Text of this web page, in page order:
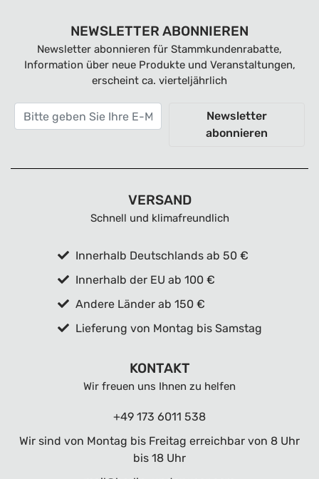
NEWSLETTER ABONNIEREN
Newsletter abonnieren für Stammkundenrabatte,
Information über neue Produkte und Veranstaltungen,
erscheint ca. vierteljährlich
Newsletter
abonnieren
VERSAND
Schnell und klimafreundlich
Innerhalb Deutschlands ab 50 €
Innerhalb der EU ab 100 €
Andere Länder ab 150 €
Lieferung von Montag bis Samstag
KONTAKT
Wir freuen uns Ihnen zu helfen
+49 173 6011 538
Wir sind von Montag bis Freitag erreichbar von 8 Uhr
bis 18 Uhr